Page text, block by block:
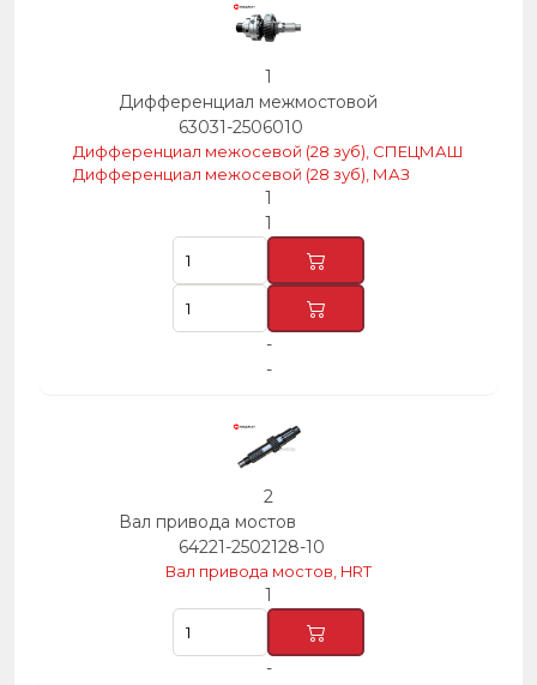
1
Дифференциал межмостовой
63031-2506010
Дифференциал межосевой (28 зуб), СПЕЦМАШ
Дифференциал межосевой (28 зуб), МАЗ
1
1
-
-
2
Вал привода мостов
64221-2502128-10
Вал привода мостов, HRT
1
-